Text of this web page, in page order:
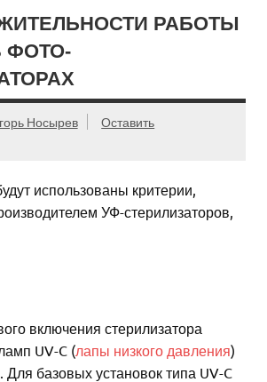
РАБОТЫ
ФОТО-
Носырев
Оставить
использованы критерии,
УФ-стерилизаторов,
включения стерилизатора
UV-C (лапы низкого давления)
Для базовых установок типа UV-C